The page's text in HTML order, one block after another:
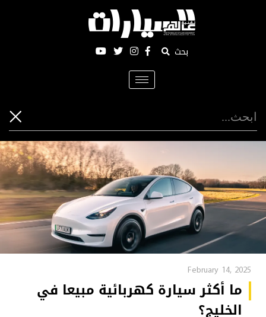
بحث
Toggle
navigation
February 14, 2025
ما أكثر سيارة كهربائية مبيعا في
الخليج؟